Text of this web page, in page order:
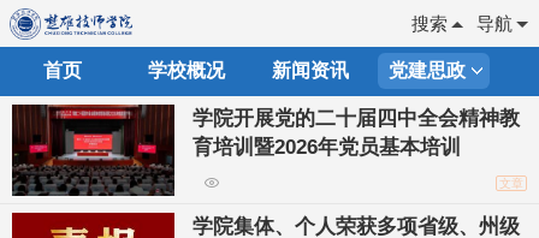
导航
搜索
首页 学校概况 新闻资讯 党建思政
学院开展党的二十届四中全会精神教
育培训暨2026年党员基本培训
文章
学院集体、个人荣获多项省级、州级